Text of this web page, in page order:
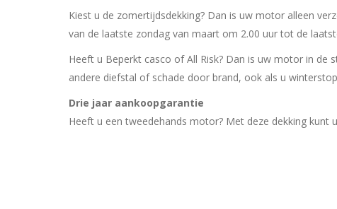
Kiest u de zomertijdsdekking? Dan is uw motor alleen
van de laatste zondag van maart om 2.00 uur tot de
Heeft u Beperkt casco of All Risk? Dan is uw motor in de
andere diefstal of schade door brand, ook als u
Drie jaar aankoopgarantie
Heeft u een tweedehands motor? Met deze dekking